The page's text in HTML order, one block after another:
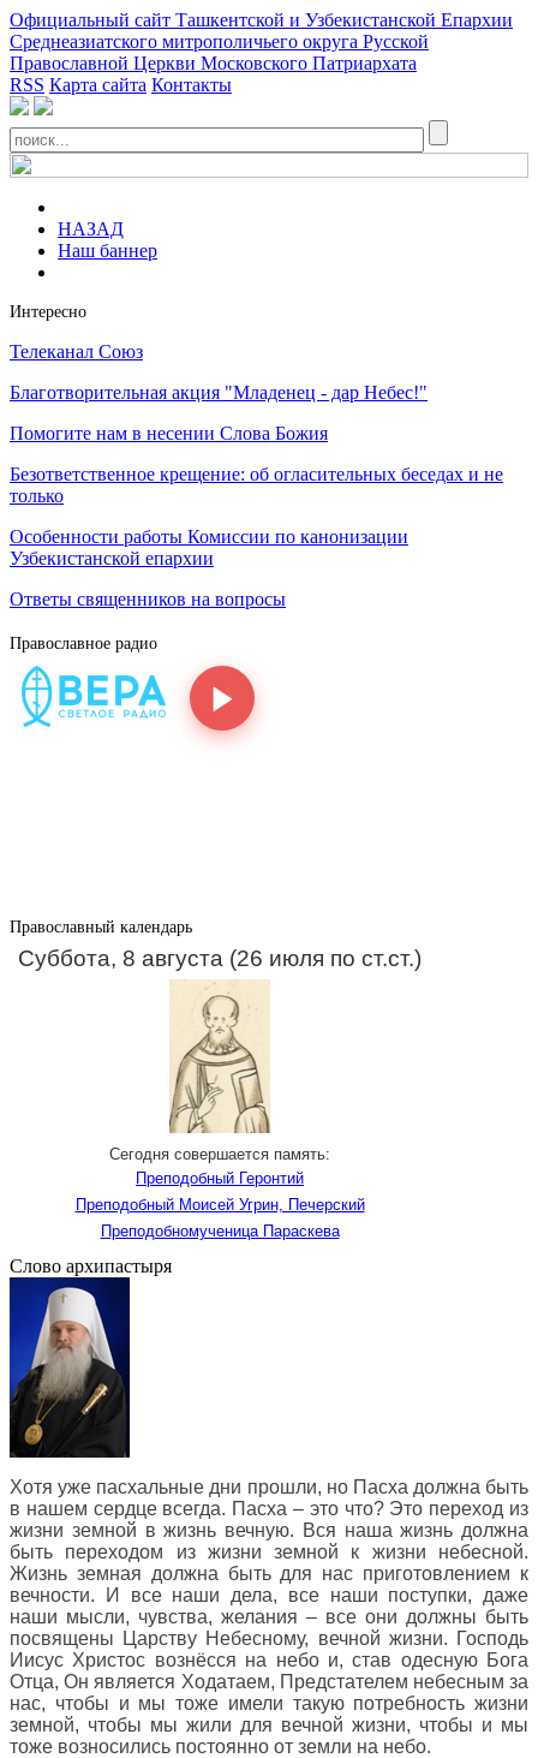
Официальный сайт Ташкентской и Узбекистанской Епархии
Среднеазиатского митрополичьего округа Русской
Православной Церкви Московского Патриархата
RSS Карта сайта Контакты
НАЗАД
Наш баннер
Интересно
Телеканал Союз
Благотворительная акция "Младенец - дар Небес!"
Помогите нам в несении Слова Божия
Безответственное крещение: об огласительных беседах и не
только
Особенности работы Комиссии по канонизации
Узбекистанской епархии
Ответы священников на вопросы
Православное радио
Православный календарь
Суббота, 8 августа (26 июля по ст.ст.)
Сегодня совершается память:
Преподобный Геронтий
Преподобный Моисей Угрин, Печерский
Преподобномученица Параскева
Слово архипастыря
Хотя уже пасхальные дни прошли, но Пасха должна быть
в нашем сердце всегда. Пасха – это что? Это переход из
жизни земной в жизнь вечную. Вся наша жизнь должна
быть переходом из жизни земной к жизни небесной.
Жизнь земная должна быть для нас приготовлением к
вечности. И все наши дела, все наши поступки, даже
наши мысли, чувства, желания – все они должны быть
посвящены Царству Небесному, вечной жизни. Господь
Иисус Христос вознёсся на небо и, став одесную Бога
Отца, Он является Ходатаем, Предстателем небесным за
нас, чтобы и мы тоже имели такую потребность жизни
земной, чтобы мы жили для вечной жизни, чтобы и мы
тоже возносились постоянно от земли на небо.